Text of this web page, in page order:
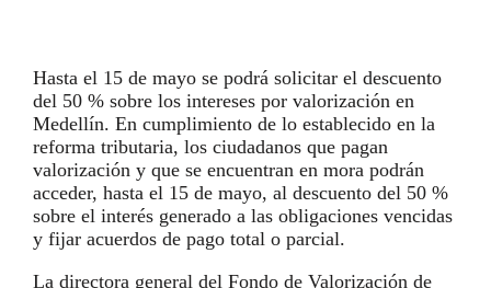
Hasta el 15 de mayo se podrá solicitar el descuento
del 50 % sobre los intereses por valorización en
Medellín. En cumplimiento de lo establecido en la
reforma tributaria, los ciudadanos que pagan
valorización y que se encuentran en mora podrán
acceder, hasta el 15 de mayo, al descuento del 50 %
sobre el interés generado a las obligaciones vencidas
y fijar acuerdos de pago total o parcial.
La directora general del Fondo de Valorización de